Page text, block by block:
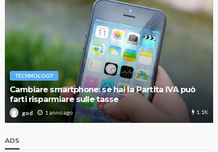
TECHNOLOGY
Cambiare smartphone: se hai la Partita IVA può
farti risparmiare sulle tasse
god 1 anno ago 1.1K
ADS